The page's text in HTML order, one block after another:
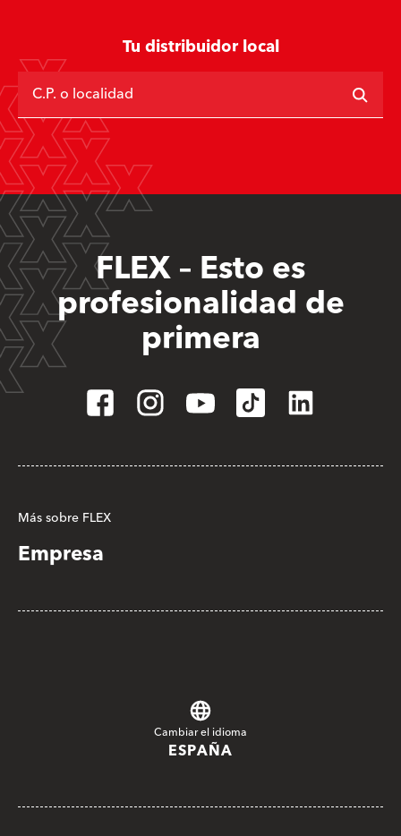
Tu distribuidor local
C.P. o localidad
FLEX – Esto es
profesionalidad de
primera
Más sobre FLEX
Empresa
Cambiar el idioma
ESPAÑA